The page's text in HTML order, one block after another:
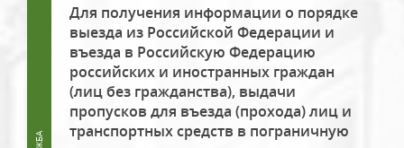
Для получения информации о порядке
выезда из Российской Федерации и
въезда в Российскую Федерацию
российских и иностранных граждан
(лиц без гражданства), выдачи
пропусков для въезда (прохода) лиц и
транспортных средств в пограничную